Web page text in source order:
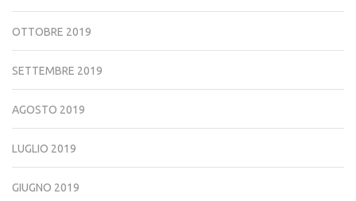
OTTOBRE 2019
SETTEMBRE 2019
AGOSTO 2019
LUGLIO 2019
GIUGNO 2019